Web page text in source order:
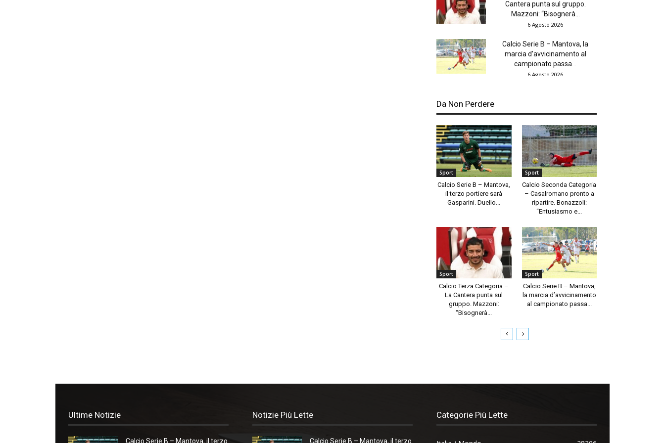
Cantera punta sul gruppo.
Mazzoni: “Bisognerà...
6 Agosto 2026
Calcio Serie B – Mantova, la
marcia d’avvicinamento al
campionato passa...
6 Agosto 2026
Da Non Perdere
Sport
Calcio Serie B – Mantova,
il terzo portiere sarà
Gasparini. Duello...
Sport
Calcio Seconda Categoria
– Casalromano pronto a
ripartire. Bonazzoli:
“Entusiasmo e...
Sport
Calcio Terza Categoria –
La Cantera punta sul
gruppo. Mazzoni:
“Bisognerà...
Sport
Calcio Serie B – Mantova,
la marcia d’avvicinamento
al campionato passa...
Ultime Notizie
Calcio Serie B – Mantova, il terzo
Notizie Più Lette
Calcio Serie B – Mantova, il terzo
Categorie Più Lette